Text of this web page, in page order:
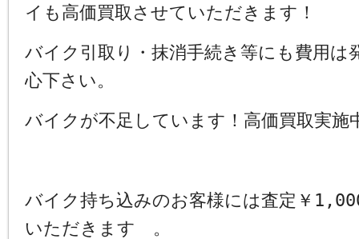
イも高価買取させていただきます！
バイク引取り・抹消手続き等にも費用は
心下さい。
バイクが不足しています！高価買取実施
バイク持ち込みのお客様には査定￥
いただきます 。